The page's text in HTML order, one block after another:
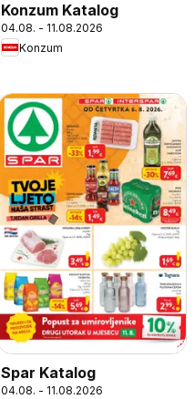
Konzum Katalog
04.08. - 11.08.2026
Konzum
Spar Katalog
04.08. - 11.08.2026